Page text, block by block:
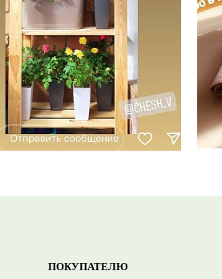
ПОКУПАТЕЛЮ